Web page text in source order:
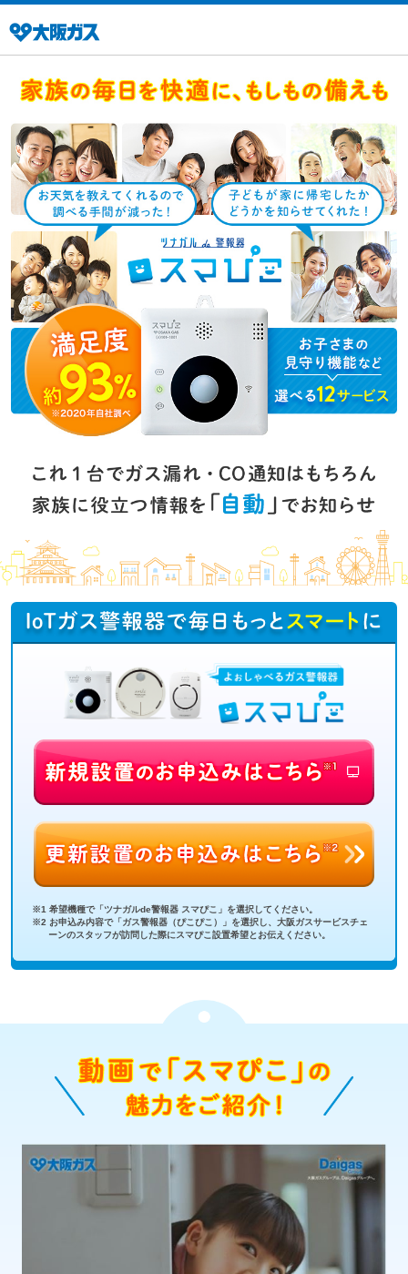
※1 希望機種で「ツナガルde警報器 スマぴこ」を選択してください。
※2 お申込み内容で「ガス警報器（ぴこぴこ）」を選択し、大阪ガスサービスチェ
ーンのスタッフが訪問した際にスマぴこ設置希望とお伝えください。